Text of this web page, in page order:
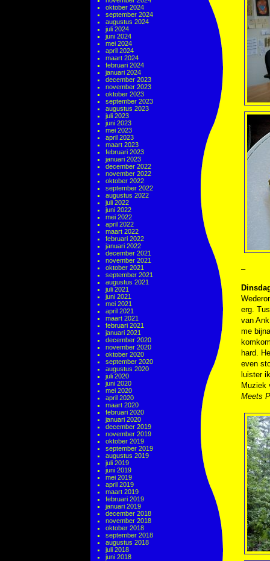
oktober 2024
september 2024
augustus 2024
juli 2024
juni 2024
mei 2024
april 2024
maart 2024
februari 2024
januari 2024
december 2023
november 2023
oktober 2023
september 2023
augustus 2023
juli 2023
juni 2023
mei 2023
april 2023
maart 2023
februari 2023
januari 2023
december 2022
november 2022
oktober 2022
september 2022
augustus 2022
juli 2022
juni 2022
mei 2022
april 2022
maart 2022
februari 2022
januari 2022
december 2021
november 2021
oktober 2021
september 2021
augustus 2021
juli 2021
juni 2021
mei 2021
april 2021
maart 2021
februari 2021
januari 2021
december 2020
november 2020
oktober 2020
september 2020
augustus 2020
juli 2020
juni 2020
mei 2020
april 2020
maart 2020
februari 2020
januari 2020
december 2019
november 2019
oktober 2019
september 2019
augustus 2019
juli 2019
juni 2019
mei 2019
april 2019
maart 2019
februari 2019
januari 2019
december 2018
november 2018
oktober 2018
september 2018
augustus 2018
juli 2018
juni 2018
–
erg.
van
me
hard.
even
luister
Muziek
Meets